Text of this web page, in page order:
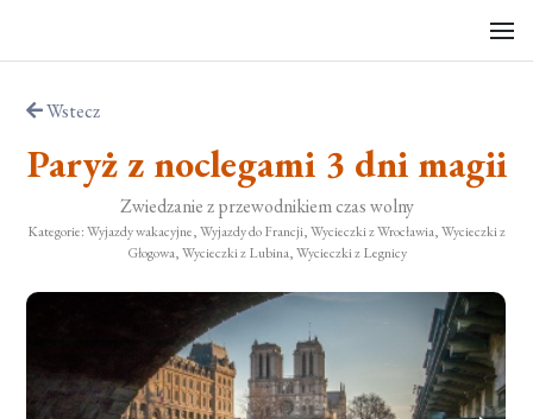
Wstecz
Paryż z noclegami 3 dni magii
Zwiedzanie z przewodnikiem czas wolny
Kategorie: Wyjazdy wakacyjne, Wyjazdy do Francji, Wycieczki z Wrocławia, Wycieczki z
Głogowa, Wycieczki z Lubina, Wycieczki z Legnicy